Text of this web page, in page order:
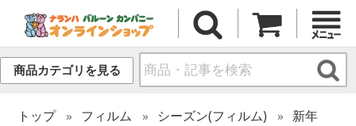
商品カテゴリを見る
トップ フィルム シーズン(フィルム) 新年